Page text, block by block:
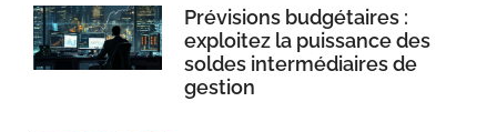
Prévisions budgétaires :
exploitez la puissance des
soldes intermédiaires de
gestion